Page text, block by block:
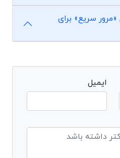
سریع» برای
ایمیل